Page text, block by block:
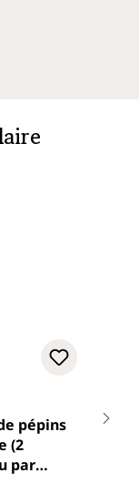
pépins
(2
par